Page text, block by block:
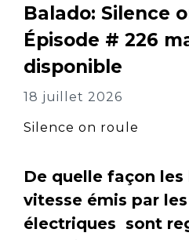
Balado: Silence
Épisode # 226
disponible
18 juillet 2026
Silence on roule
De quelle façon
vitesse émis par
électriques sont